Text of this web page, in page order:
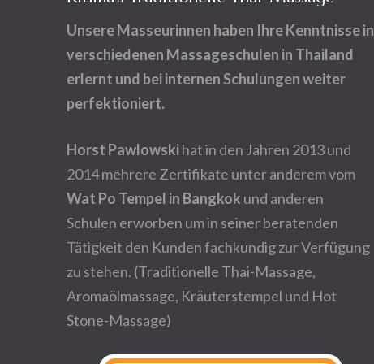
Unsere Masseurinnen haben Ihre Kenntnisse in
verschiedenen Massageschulen in Thailand
erlernt und bei internen Schulungen weiter
perfektioniert.
Horst Pawlowskihat in den Jahren 2013 und
2014 mehrere Zertifikate unter anderem vom
Wat Po Tempel in Bangkok und anderen
Schulen erworben um in seiner beratenden
Tätigkeit den Kunden fachkundig zur Verfügung
zu stehen. (Traditionelle Thai-Massage,
Aromaölmassage, Kräuterstempel und Hot
Stone-Massage)